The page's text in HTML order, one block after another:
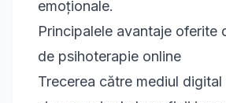
emoționale.
Principalele avantaje oferite
de psihoterapie online
Trecerea către mediul digital